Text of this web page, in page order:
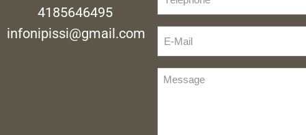
4185646495
infonipissi@gmail.com
(Nécessaire)
Mail
Message